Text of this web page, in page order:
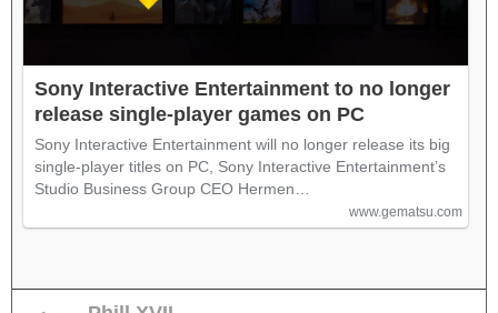
Sony Interactive Entertainment to no longer
release single-player games on PC
Sony Interactive Entertainment will no longer release its big
single-player titles on PC, Sony Interactive Entertainment’s
Studio Business Group CEO Hermen…
www.gematsu.com